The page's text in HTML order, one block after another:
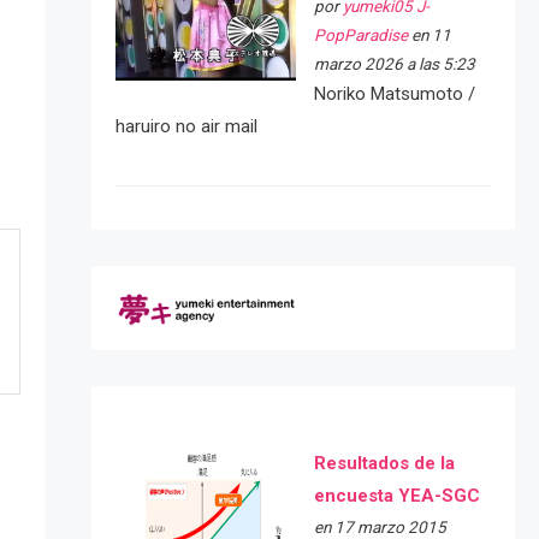
por yumeki05 J-
PopParadiseen 11
marzo 2026 a las 5:23
Noriko Matsumoto /
haruiro no air mail
Resultados de la
encuesta YEA-SGC
en 17 marzo 2015